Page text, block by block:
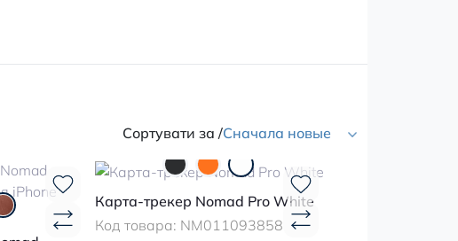
Сортувати за /Сначала новые
Карта-трекер Nomad Pro White
Код товара: NM011093858